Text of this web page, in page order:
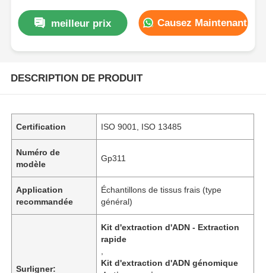
meilleur prix Causez Maintenant
DESCRIPTION DE PRODUIT
Certification ISO 9001, ISO 13485
Numéro de
modèle
Gp311
Application
recommandée
Échantillons de tissus frais (type
général)
Surligner:
Kit d'extraction d'ADN - Extraction
rapide
Kit d'extraction d'ADN génomique